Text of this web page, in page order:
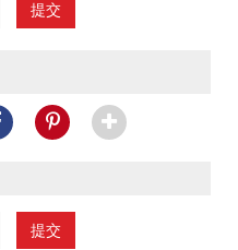
提交
提交